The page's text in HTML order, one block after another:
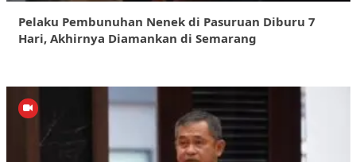
Pelaku Pembunuhan Nenek di Pasuruan Diburu 7
Hari, Akhirnya Diamankan di Semarang